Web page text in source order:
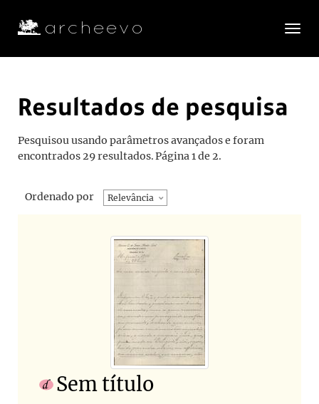
Toggle
Resultados de pesquisa
Pesquisou usando parâmetros avançados e foram
encontrados 29 resultados.Página 1 de 2.
Ordenado por Relevância
Sem título